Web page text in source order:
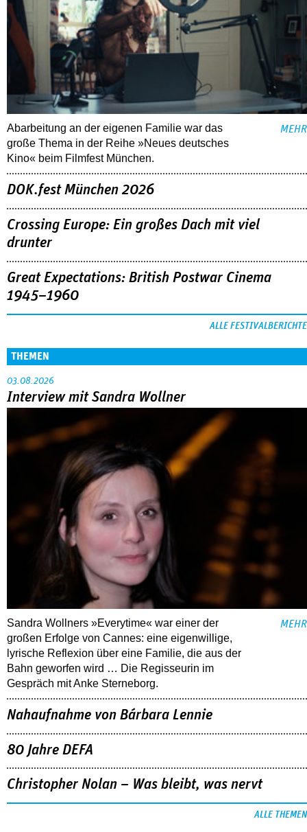
Abarbeitung an der eigenen Familie war das
große Thema in der Reihe »Neues deutsches
Kino« beim Filmfest München.
MEHR
DOK.fest München 2026
Crossing Europe: Ein großes Dach mit viel
drunter
Great Expectations: British Postwar Cinema
1945–1960
ALLE FESTIVALBERICHTE
THEMEN
03.08.2026
Interview mit Sandra Wollner
Sandra Wollners »Everytime« war einer der
großen Erfolge von Cannes: eine eigenwillige,
lyrische Reflexion über eine ­Familie, die aus der
Bahn geworfen wird … Die Regisseurin im
Gespräch mit Anke Sterneborg.
MEHR
Nahaufnahme von Bárbara Lennie
80 Jahre DEFA
Christopher Nolan – Was bleibt, was nervt
ALLE THEMEN